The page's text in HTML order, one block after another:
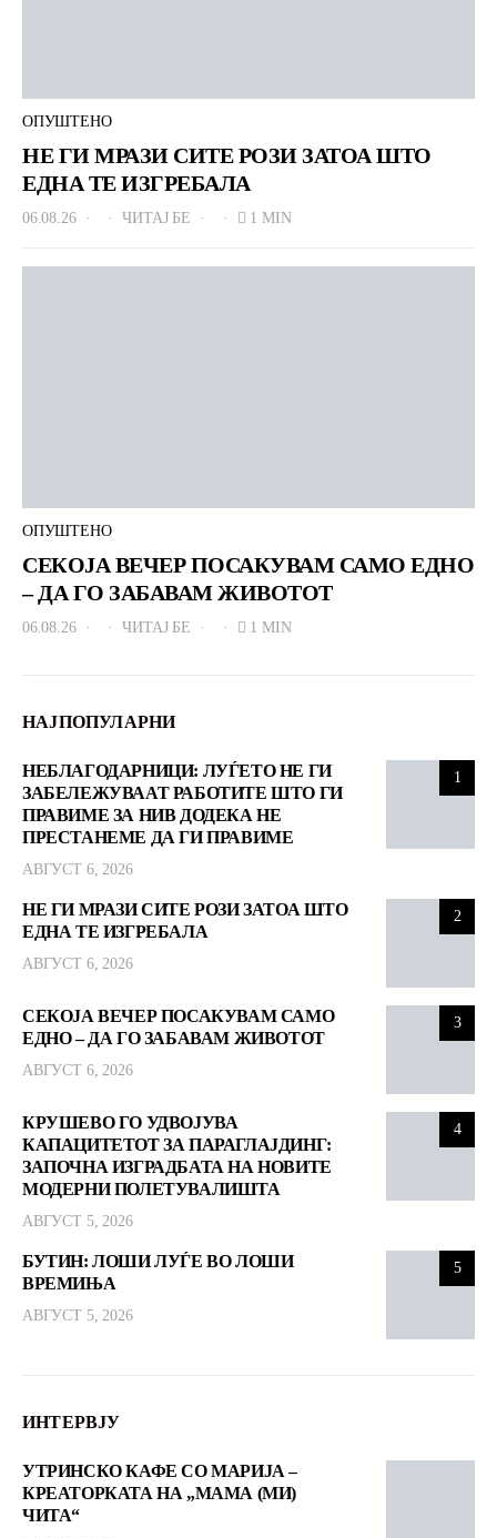
ОПУШТЕНО
НЕ ГИ МРАЗИ СИТЕ РОЗИ ЗАТОА ШТО
ЕДНА ТЕ ИЗГРЕБАЛА
06.08.26 ЧИТАЈ БЕ 1 MIN
ОПУШТЕНО
СЕКОЈА ВЕЧЕР ПОСАКУВАМ САМО ЕДНО
– ДА ГО ЗАБАВАМ ЖИВОТОТ
06.08.26 ЧИТАЈ БЕ 1 MIN
НАЈПОПУЛАРНИ
1
НЕБЛАГОДАРНИЦИ: ЛУЃЕТО НЕ ГИ
ЗАБЕЛЕЖУВААТ РАБОТИТЕ ШТО ГИ
ПРАВИМЕ ЗА НИВ ДОДЕКА НЕ
ПРЕСТАНЕМЕ ДА ГИ ПРАВИМЕ
АВГУСТ 6, 2026
2
НЕ ГИ МРАЗИ СИТЕ РОЗИ ЗАТОА ШТО
ЕДНА ТЕ ИЗГРЕБАЛА
АВГУСТ 6, 2026
3
СЕКОЈА ВЕЧЕР ПОСАКУВАМ САМО
ЕДНО – ДА ГО ЗАБАВАМ ЖИВОТОТ
АВГУСТ 6, 2026
4
КРУШЕВО ГО УДВОЈУВА
КАПАЦИТЕТОТ ЗА ПАРАГЛАЈДИНГ:
ЗАПОЧНА ИЗГРАДБАТА НА НОВИТЕ
МОДЕРНИ ПОЛЕТУВАЛИШТА
АВГУСТ 5, 2026
5
БУТИН: ЛОШИ ЛУЃЕ ВО ЛОШИ
ВРЕМИЊА
АВГУСТ 5, 2026
ИНТЕРВЈУ
УТРИНСКО КАФЕ СО МАРИЈА –
КРЕАТОРКАТА НА „МАМА (МИ)
ЧИТА“